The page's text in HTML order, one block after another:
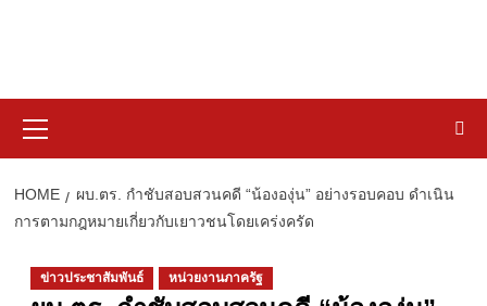
Menu
HOME
ผบ.ตร. กำชับสอบสวนคดี “น้ององุ่น” อย่างรอบคอบ ดำเนิน
การตามกฎหมายเกี่ยวกับเยาวชนโดยเคร่งครัด
ข่าวประชาสัมพันธ์ หน่วยงานภาครัฐ